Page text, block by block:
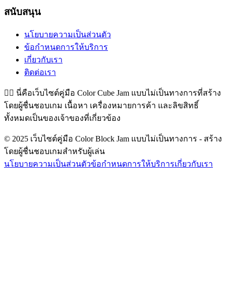
สนับสนุน
นโยบายความเป็นส่วนตัว
ข้อกำหนดการให้บริการ
เกี่ยวกับเรา
ติดต่อเรา
👉🏻 นี่คือเว็บไซต์คู่มือ Color Cube Jam แบบไม่เป็นทางการที่สร้าง
โดยผู้ชื่นชอบเกม เนื้อหา เครื่องหมายการค้า และลิขสิทธิ์
ทั้งหมดเป็นของเจ้าของที่เกี่ยวข้อง
© 2025 เว็บไซต์คู่มือ Color Block Jam แบบไม่เป็นทางการ - สร้าง
โดยผู้ชื่นชอบเกมสำหรับผู้เล่น
นโยบายความเป็นส่วนตัวข้อกำหนดการให้บริการเกี่ยวกับเรา